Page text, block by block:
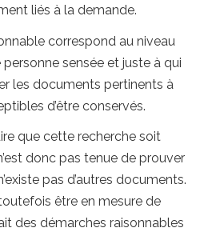
liés à la demande.
correspond au niveau
sensée et juste à qui
les documents pertinents à
d’être conservés.
que cette recherche soit
donc pas tenue de prouver
pas d’autres documents.
être en mesure de
des démarches raisonnables